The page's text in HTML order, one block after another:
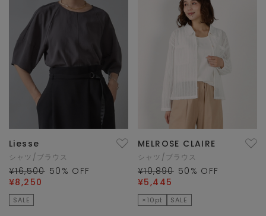
Liesse
シャツ/ブラウス
¥16,500 50 % OFF
¥8,250
SALE
MELROSE CLAIRE
シャツ/ブラウス
¥10,890 50 % OFF
¥5,445
×10pt SALE